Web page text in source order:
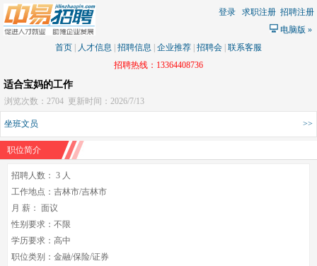
登录 求职注册 招聘注册
电脑版 »
首页
人才信息 招聘信息 企业推荐 招聘会 联系客服
招聘热线：13364408736
适合宝妈的工作
浏览次数：2704 更新时间：2026/7/13
>>
坐班文员
职位简介
招聘人数： 3 人
工作地点：吉林市/吉林市
月 薪： 面议
性别要求：不限
学历要求：高中
职位类别：金融/保险/证券